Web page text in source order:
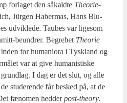
for­la­get den såkald­te The­o­rie-
Jür­gen Haber­mas, Hans Blu­
udvik­le­de. Tau­bes var lige­som
beun­drer. Begre­bet The­o­rie
for huma­ni­o­ra i Tys­kland og
var at give huma­ni­sti­ske
I dag er det slut, og alle
stu­de­ren­de får besked på, at de
fæno­men hed­derpost-the­ory.